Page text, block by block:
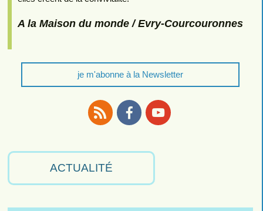
A la Maison du monde / Evry-Courcouronnes
je m'abonne à la Newsletter
ACTUALITÉ